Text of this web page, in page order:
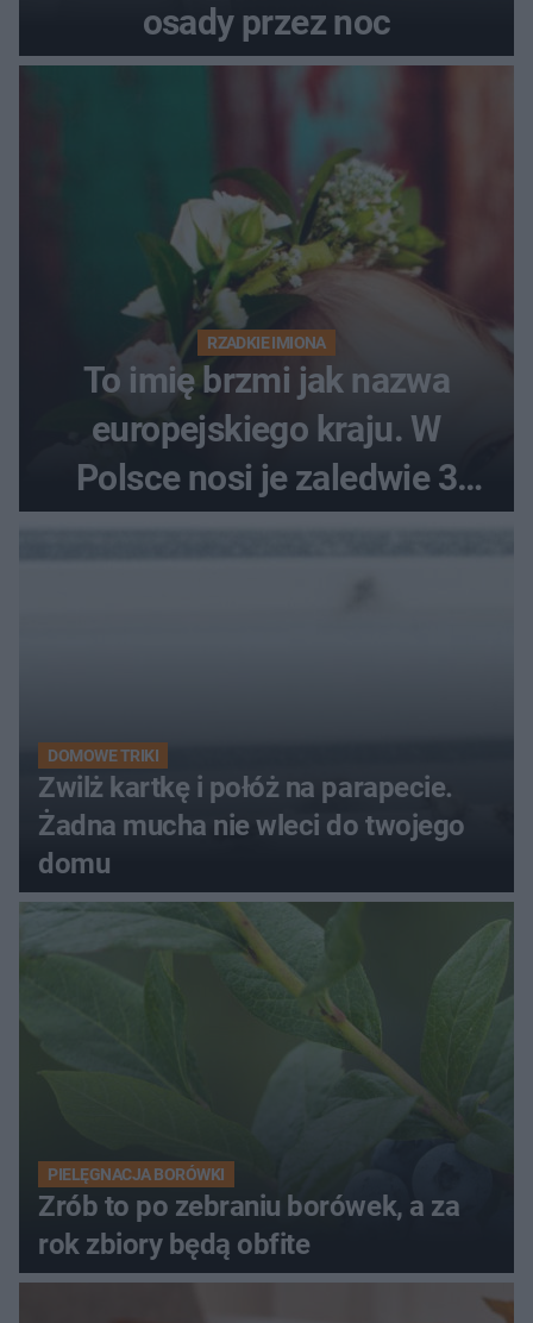
osady przez noc
RZADKIE IMIONA
To imię brzmi jak nazwa
europejskiego kraju. W
Polsce nosi je zaledwie 3
DOMOWE TRIKI
Zwilż kartkę i połóż na parapecie.
Żadna mucha nie wleci do twojego
domu
PIELĘGNACJA BORÓWKI
Zrób to po zebraniu borówek, a za
rok zbiory będą obfite